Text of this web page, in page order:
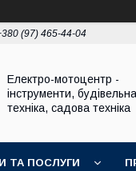
(97) 465-44-04
Електро-мотоцентр -
інструменти, будівельна
техніка, садова техніка
ТА ПОСЛУГИ